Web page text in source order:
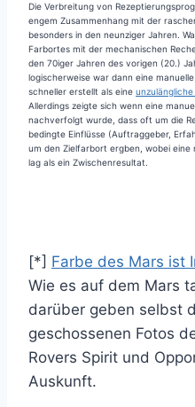
Die Verbreitung von
engem Zusammenhang mit der
besonders in den neunziger Jahren.
Farbortes mit der mechanischen
den 70iger Jahren des vorigen (20.)
logischerweise war dann eine
schneller erstellt als eine
Allerdings zeigte sich wenn eine
nachverfolgt wurde, dass oft um die
bedingte Einflüsse (Auftraggeber,
um den Zielfarbort ergben, wobei
lag als ein Zwischenresultat.
[*] Farbe des Mars ist
Wie es auf dem Mars
darüber geben selbst
geschossenen Fotos
Rovers Spirit und
Auskunft.